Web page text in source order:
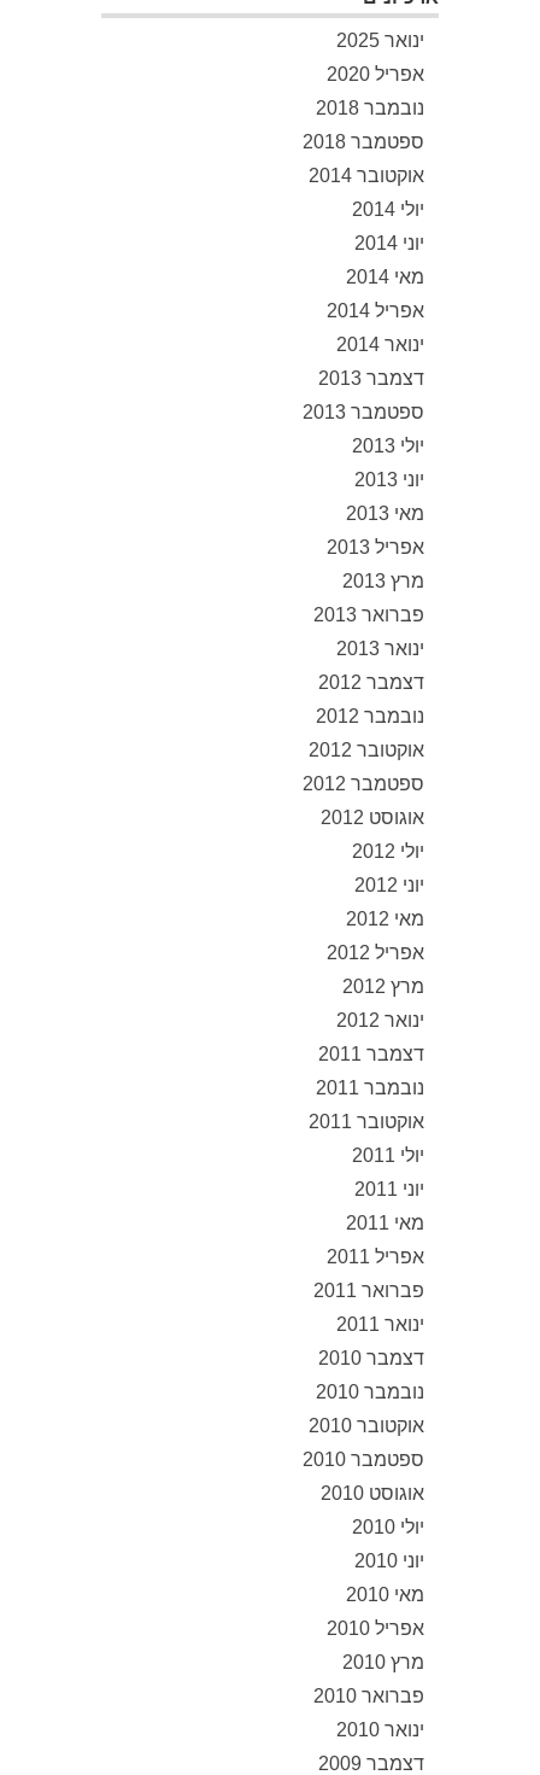
ינואר 2025
אפריל 2020
נובמבר 2018
ספטמבר 2018
אוקטובר 2014
יולי 2014
יוני 2014
מאי 2014
אפריל 2014
ינואר 2014
דצמבר 2013
ספטמבר 2013
יולי 2013
יוני 2013
מאי 2013
אפריל 2013
מרץ 2013
פברואר 2013
ינואר 2013
דצמבר 2012
נובמבר 2012
אוקטובר 2012
ספטמבר 2012
אוגוסט 2012
יולי 2012
יוני 2012
מאי 2012
אפריל 2012
מרץ 2012
ינואר 2012
דצמבר 2011
נובמבר 2011
אוקטובר 2011
יולי 2011
יוני 2011
מאי 2011
אפריל 2011
פברואר 2011
ינואר 2011
דצמבר 2010
נובמבר 2010
אוקטובר 2010
ספטמבר 2010
אוגוסט 2010
יולי 2010
יוני 2010
מאי 2010
אפריל 2010
מרץ 2010
פברואר 2010
ינואר 2010
דצמבר 2009